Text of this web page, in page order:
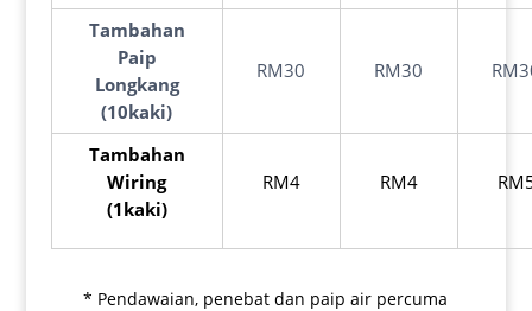
Tambahan
Paip
Longkang
(10kaki)
RM30 RM30
Tambahan
Wiring
(1kaki)
RM4 RM4
* Pendawaian, penebat dan paip air percuma